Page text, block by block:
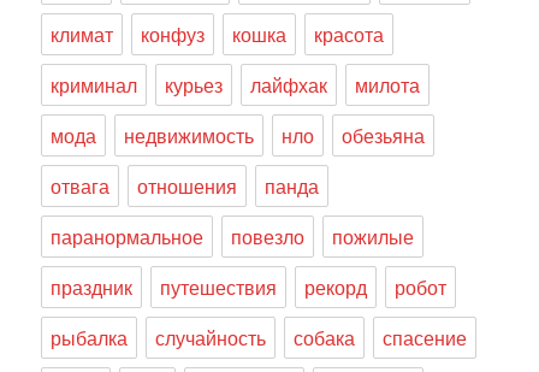
климат конфуз кошка
красота
криминал
курьез лайфхак
милота
мода
недвижимость нло
обезьяна
отвага
отношения
панда
паранормальное
повезло
пожилые
праздник
путешествия рекорд
робот
рыбалка
случайность собака
спасение